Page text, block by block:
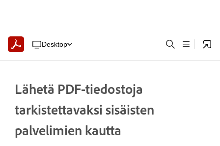
Desktop
Lähetä PDF-tiedostoja
tarkistettavaksi sisäisten
palvelimien kautta